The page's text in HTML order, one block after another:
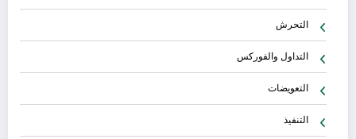
التحرش
التداول والفوركس
التعويضات
التنفيذ